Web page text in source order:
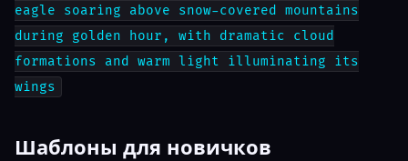
eagle soaring above snow-covered mountains
during golden hour, with dramatic cloud
formations and warm light illuminating its
wings
Шаблоны для новичков